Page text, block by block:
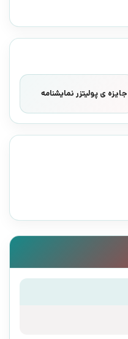
جایزه ی پولیتزر نمایشنامه